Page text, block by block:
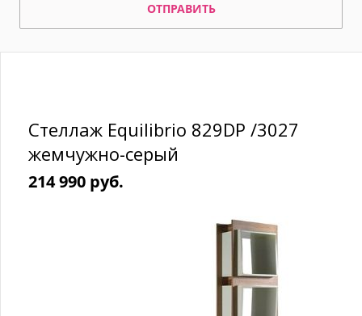
ОТПРАВИТЬ
Стеллаж Equilibrio 829DP /3027
жемчужно-серый
214 990 руб.